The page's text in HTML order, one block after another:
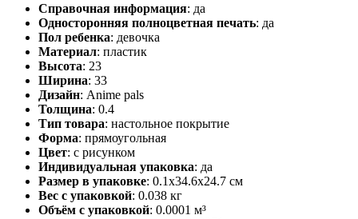
Справочная информация: да
Односторонняя полноцветная печать: да
Пол ребенка: девочка
Материал: пластик
Высота: 23
Ширина: 33
Дизайн: Anime pals
Толщина: 0.4
Тип товара: настольное покрытие
Форма: прямоугольная
Цвет: с рисунком
Индивидуальная упаковка: да
Размер в упаковке: 0.1x34.6x24.7 см
Вес с упаковкой: 0.038 кг
Объём с упаковкой: 0.0001 м³